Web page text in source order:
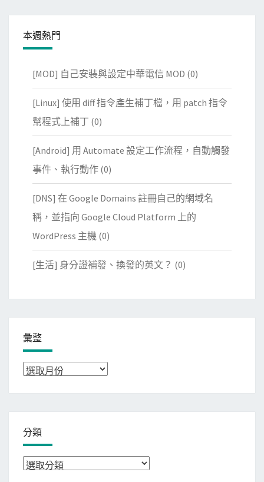
本週熱門
[MOD] 自己安裝與設定中華電信 MOD (0)
[Linux] 使用 diff 指令產生補丁檔，用 patch 指令
幫程式上補丁 (0)
[Android] 用 Automate 設定工作流程，自動觸發
事件、執行動作 (0)
[DNS] 在 Google Domains 註冊自己的網域名
稱，並指向 Google Cloud Platform 上的
WordPress 主機 (0)
[生活] 身分證補發、換發的英文？ (0)
彙整
彙
分類
分